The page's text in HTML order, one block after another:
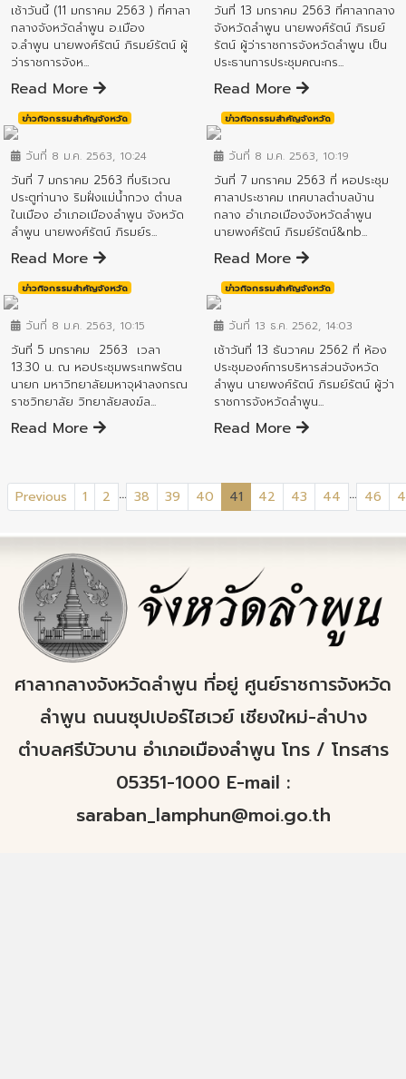
เช้าวันนี้ (11 มกราคม 2563 ) ที่ศาลา
กลางจังหวัดลำพูน อ.เมือง
จ.ลำพูน นายพงศ์รัตน์ ภิรมย์รัตน์ ผู้
ว่าราชการจังห...
Read More
วันที่ 13 มกราคม 2563 ที่ศาลากลาง
จังหวัดลำพูน นายพงศ์รัตน์ ภิรมย์
รัตน์ ผู้ว่าราชการจังหวัดลำพูน เป็น
ประธานการประชุมคณะกร...
Read More
ข่าวกิจกรรมสำคัญจังหวัด
วันที่ 8 ม.ค. 2563, 10:24
วันที่ 7 มกราคม 2563 ที่บริเวณ
ประตูท่านาง ริมฝั่งแม่น้ำกวง ตำบล
ในเมือง อำเภอเมืองลำพูน จังหวัด
ลำพูน นายพงศ์รัตน์ ภิรมย์ร...
Read More
ข่าวกิจกรรมสำคัญจังหวัด
วันที่ 8 ม.ค. 2563, 10:19
วันที่ 7 มกราคม 2563 ที่ หอประชุม
ศาลาประชาคม เทศบาลตำบลบ้าน
กลาง อำเภอเมืองจังหวัดลำพูน
นายพงศ์รัตน์ ภิรมย์รัตน์&nb...
Read More
ข่าวกิจกรรมสำคัญจังหวัด
วันที่ 8 ม.ค. 2563, 10:15
วันที่ 5 มกราคม 2563 เวลา
13.30 น. ณ หอประชุมพระเทพรัตน
นายก มหาวิทยาลัยมหาจุฬาลงกรณ
ราชวิทยาลัย วิทยาลัยสงฆ์ล...
Read More
ข่าวกิจกรรมสำคัญจังหวัด
วันที่ 13 ธ.ค. 2562, 14:03
เช้าวันที่ 13 ธันวาคม 2562 ที่ ห้อง
ประชุมองค์การบริหารส่วนจังหวัด
ลำพูน นายพงศ์รัตน์ ภิรมย์รัตน์ ผู้ว่า
ราชการจังหวัดลำพูน...
Read More
Previous 1 2 ... 38 39 40 41 (current)
42 43 44 ... 46
ศาลากลางจังหวัดลำพูน ที่อยู่ ศูนย์ราชการจังหวัด
ลำพูน ถนนซุปเปอร์ไฮเวย์ เชียงใหม่-ลำปาง
ตำบลศรีบัวบาน อำเภอเมืองลำพูน โทร / โทรสาร
05351-1000 E-mail :
saraban_lamphun@moi.go.th